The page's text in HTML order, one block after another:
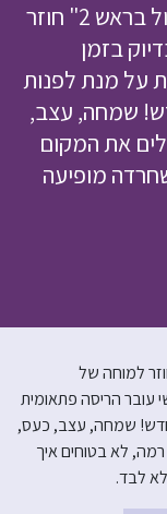
מבית היוצר של דיסני ופיקסאר, "הקול בראש 2" חוזר
בזמן
על מנת לפנות
שמחה, עצב,
את המקום
מופיעה
דיסני ופיקסאר, "הקול בראש 2" חוזר למוחה של
עובר הריסה פתאומית
חדש! שמחה, עצב, כעס,
לא בטוחים איך
לבד.